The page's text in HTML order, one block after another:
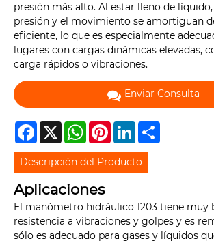
presión más alto. Al estar lleno de
presión y el movimiento se amortiguan
eficiente, lo que es especialmente
lugares con cargas dinámicas elevadas,
carga rápidos o vibraciones.
Enviar Consulta
Facebook
X WhatsAppPinterestLinkedIn
Descripción del Producto
Aplicaciones
El manómetro hidráulico 1203 tiene muy
resistencia a vibraciones y golpes y es
sólo es adecuado para gases y líquidos